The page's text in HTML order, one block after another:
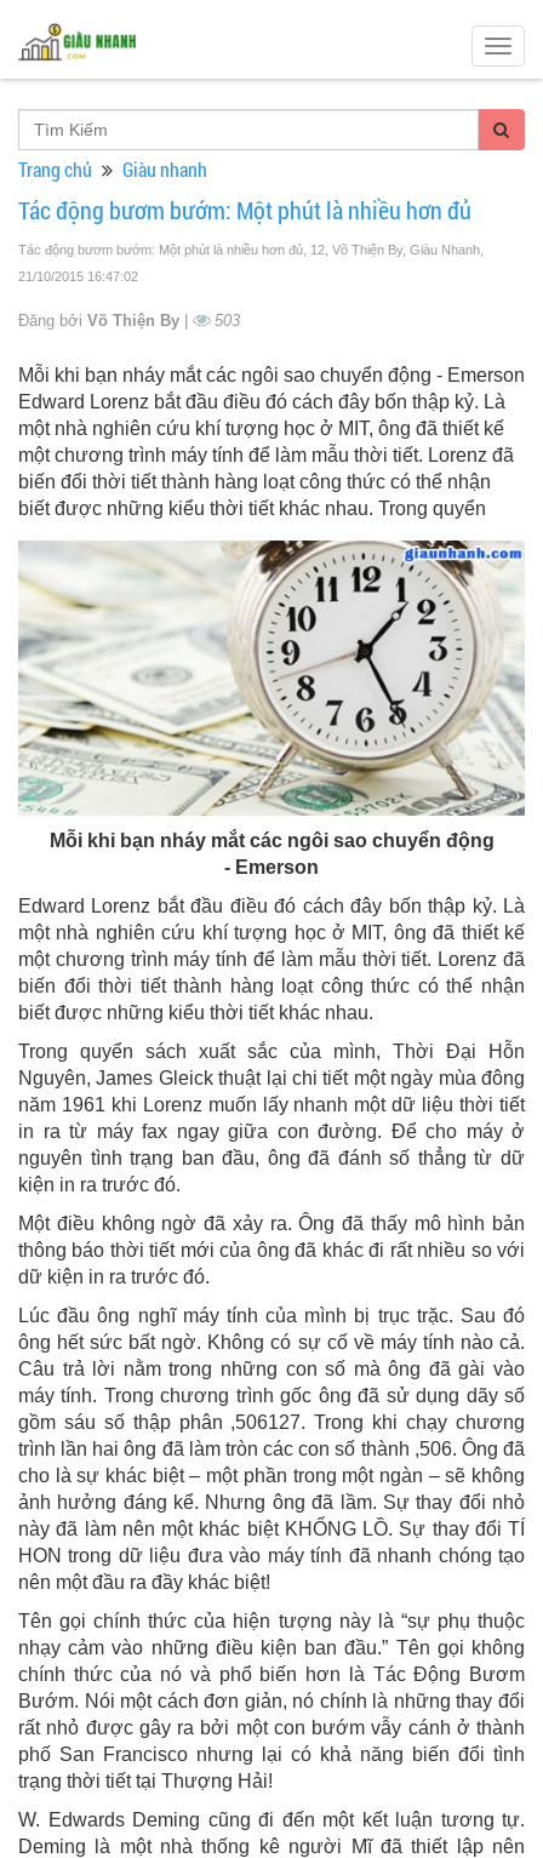
Trang chủ Giàu nhanh
Tác động bươm bướm: Một phút là nhiều hơn đủ
Tác động bươm bướm: Một phút là nhiều hơn đủ, 12, Võ Thiện By, Giàu Nhanh
21/10/2015 16:47:02
Đăng bởi Võ Thiện By | 503
Mỗi khi bạn nháy mắt các ngôi sao chuyển động - Emerson
Edward Lorenz bắt đầu điều đó cách đây bốn thập kỷ. Là
một nhà nghiên cứu khí tượng học ở MIT, ông đã thiết kế
một chương trình máy tính để làm mẫu thời tiết. Lorenz đã
biến đổi thời tiết thành hàng loạt công thức có thể nhận
biết được những kiểu thời tiết khác nhau. Trong quyển
Mỗi khi bạn nháy mắt các ngôi sao chuyển động
- Emerson
Edward Lorenz bắt đầu điều đó cách đây bốn thập kỷ. Là
một nhà nghiên cứu khí tượng học ở MIT, ông đã thiết kế
một chương trình máy tính để làm mẫu thời tiết. Lorenz đã
biến đổi thời tiết thành hàng loạt công thức có thể nhận
biết được những kiểu thời tiết khác nhau.
Trong quyển sách xuất sắc của mình, Thời Đại Hỗn
Nguyên, James Gleick thuật lại chi tiết một ngày mùa đông
năm 1961 khi Lorenz muốn lấy nhanh một dữ liệu thời tiết
in ra từ máy fax ngay giữa con đường. Để cho máy ở
nguyên tình trạng ban đầu, ông đã đánh số thẳng từ dữ
kiện in ra trước đó.
Một điều không ngờ đã xảy ra. Ông đã thấy mô hình bản
thông báo thời tiết mới của ông đã khác đi rất nhiều so với
dữ kiện in ra trước đó.
Lúc đầu ông nghĩ máy tính của mình bị trục trặc. Sau đó
ông hết sức bất ngờ. Không có sự cố về máy tính nào cả.
Câu trả lời nằm trong những con số mà ông đã gài vào
máy tính. Trong chương trình gốc ông đã sử dụng dãy số
gồm sáu số thập phân ,506127. Trong khi chạy chương
trình lần hai ông đã làm tròn các con số thành ,506. Ông đã
cho là sự khác biệt – một phần trong một ngàn – sẽ không
ảnh hưởng đáng kể. Nhưng ông đã lầm. Sự thay đổi nhỏ
này đã làm nên một khác biệt KHỔNG LỒ. Sự thay đổi TÍ
HON trong dữ liệu đưa vào máy tính đã nhanh chóng tạo
nên một đầu ra đầy khác biệt!
Tên gọi chính thức của hiện tượng này là “sự phụ thuộc
nhạy cảm vào những điều kiện ban đầu.” Tên gọi không
chính thức của nó và phổ biến hơn là Tác Động Bươm
Bướm. Nói một cách đơn giản, nó chính là những thay đổi
rất nhỏ được gây ra bởi một con bướm vẫy cánh ở thành
phố San Francisco nhưng lại có khả năng biến đổi tình
trạng thời tiết tại Thượng Hải!
W. Edwards Deming cũng đi đến một kết luận tương tự.
Deming là một nhà thống kê người Mĩ đã thiết lập nên